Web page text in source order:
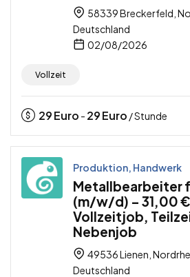
58339 Breckerfeld,
Deutschland
02/08/2026
Vollzeit
29Euro - 29Euro / Stunde
Produktion, Handwerk
Metallbearbeiter
(m/w/d) – 31,00
Vollzeitjob,
Nebenjob
49536 Lienen,
Deutschland